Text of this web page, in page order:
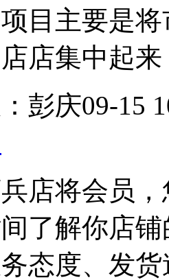
目主要是
店集中起
彭庆09-15
店将会员
了解你店
态度、发